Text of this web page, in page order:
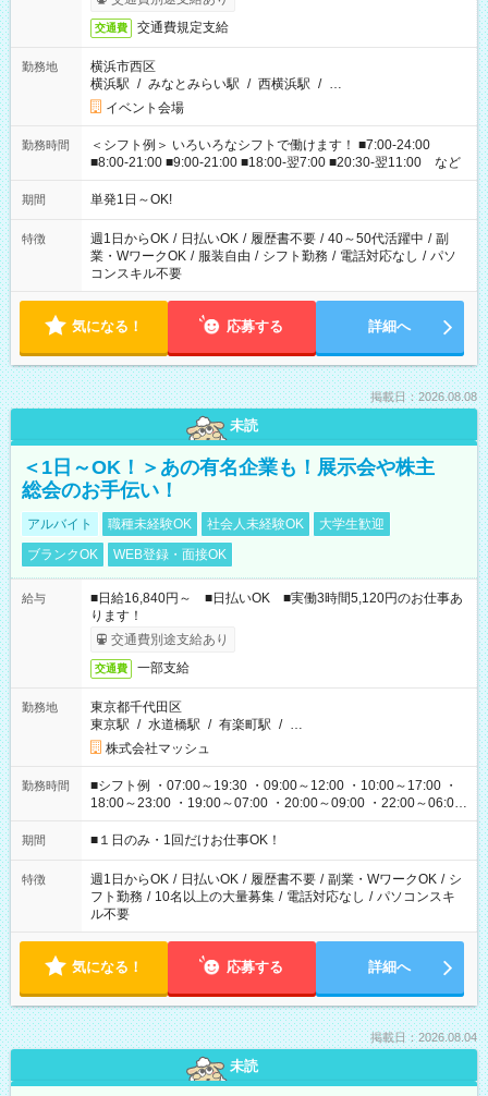
交通費 交通費規定支給
勤務地
横浜市西区
横浜駅 / みなとみらい駅 / 西横浜駅 / …
イベント会場
勤務時間
＜シフト例＞ いろいろなシフトで働けます！ ■7:00-24:00
■8:00-21:00 ■9:00-21:00 ■18:00-翌7:00 ■20:30-翌11:00 など
期間 単発1日～OK!
特徴 週1日からOK / 日払いOK / 履歴書不要 / 40～50代活躍中 / 副
業・WワークOK / 服装自由 / シフト勤務 / 電話対応なし / パソ
コンスキル不要
気になる！ 応募する 詳細へ
掲載日：2026.08.08
未読
＜1日～OK！＞あの有名企業も！展示会や株主
総会のお手伝い！
アルバイト 職種未経験OK 社会人未経験OK
大学生歓迎
ブランクOK
WEB登録・面接OK
給与
■日給16,840円～ ■日払いOK ■実働3時間5,120円のお仕事あ
ります！
交通費別途支給あり
交通費 一部支給
勤務地
東京都千代田区
東京駅 / 水道橋駅 / 有楽町駅 / …
株式会社マッシュ
勤務時間
■シフト例 ・07:00～19:30 ・09:00～12:00 ・10:00～17:00 ・
18:00～23:00 ・19:00～07:00 ・20:00～09:00 ・22:00～06:00
etc ★最短で3時間で5,120円のお仕事から 15時間で2万円近く稼
げるお仕事も！ ご希望のお時間に合わせてご紹介！ ※シフトは
ください！
期間 ■１日のみ・1回だけお仕事OK！
特徴 週1日からOK / 日払いOK / 履歴書不要 / 副業・WワークOK / シ
フト勤務 / 10名以上の大量募集 / 電話対応なし / パソコンスキ
ル不要
気になる！ 応募する 詳細へ
掲載日：2026.08.04
未読